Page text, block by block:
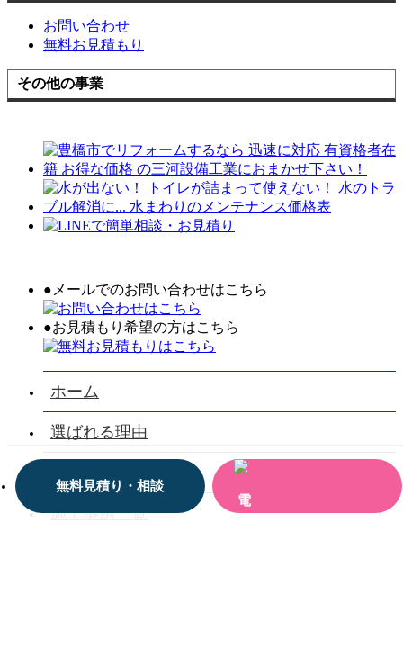
無料見積り・相談
お問い合わせ
無料お見積もり
その他の事業
●メールでのお問い合わせはこちら
●お見積もり希望の方はこちら
ホーム
選ばれる理由
施工事例一覧